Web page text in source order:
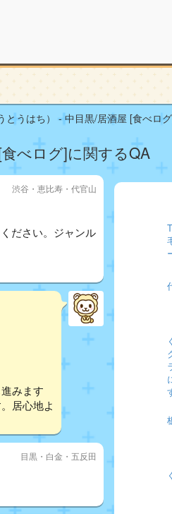
とうはち） - 中目黒/居酒屋 [食べロ
べログ]に関するQA
渋谷・恵比寿・代官山
ださい。ジャンル
みます
居心地よ
目黒・白金・五反田